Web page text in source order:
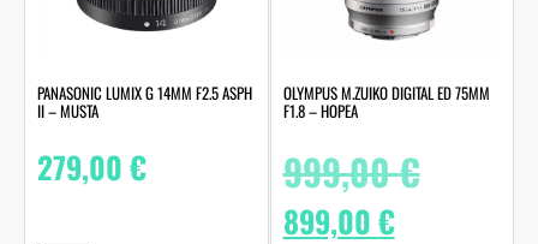
PANASONIC LUMIX G 14MM F2.5 ASPH
II – MUSTA
279,00€
OLYMPUS M.ZUIKO DIGITAL ED 75MM
F1.8 – HOPEA
999,00€
899,00€